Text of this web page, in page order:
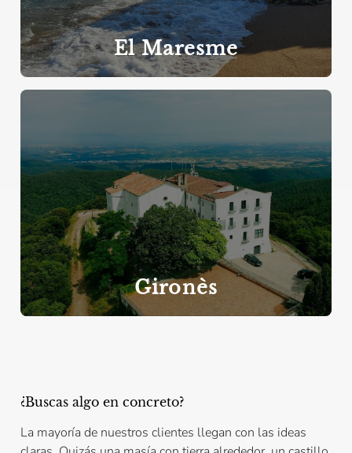
El Maresme
Gironès
¿Buscas algo en concreto?
La mayoría de nuestros clientes llegan con las ideas